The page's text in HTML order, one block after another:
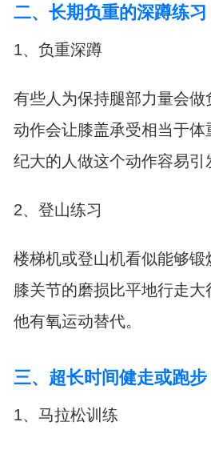
二、长期负重的深蹲练习
1、负重深蹲
有些人为保持腿部力量会做
动作会让膝盖承受相当于
纪大的人做这个动作容易引
2、登山练习
楼梯机或登山机看似能够
膝关节的磨损比平地行走
他有氧运动替代。
三、超长时间健走或跑步
1、马拉松训练